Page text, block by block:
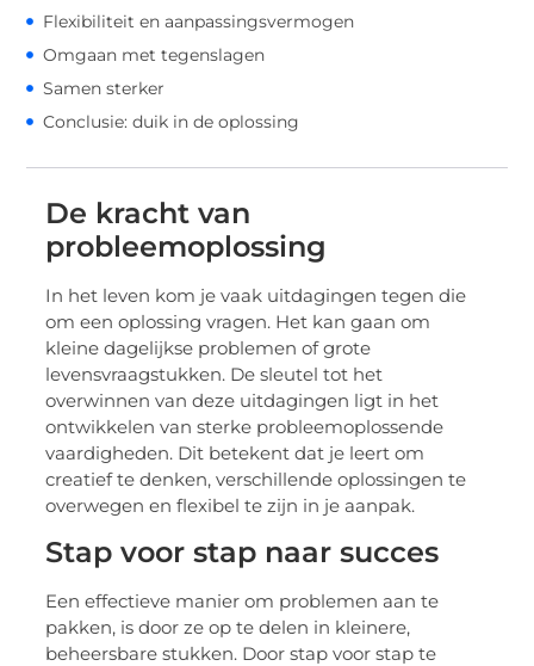
Flexibiliteit en aanpassingsvermogen
Omgaan met tegenslagen
Samen sterker
Conclusie: duik in de oplossing
De kracht van
probleemoplossing
In het leven kom je vaak uitdagingen tegen die
om een oplossing vragen. Het kan gaan om
kleine dagelijkse problemen of grote
levensvraagstukken. De sleutel tot het
overwinnen van deze uitdagingen ligt in het
ontwikkelen van sterke probleemoplossende
vaardigheden. Dit betekent dat je leert om
creatief te denken, verschillende oplossingen te
overwegen en flexibel te zijn in je aanpak.
Stap voor stap naar succes
Een effectieve manier om problemen aan te
pakken, is door ze op te delen in kleinere,
beheersbare stukken. Door stap voor stap te